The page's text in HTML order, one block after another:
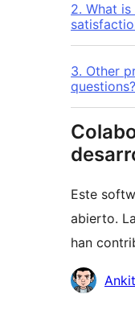
2. What
3. Other
questions?
Este
abierto.
han